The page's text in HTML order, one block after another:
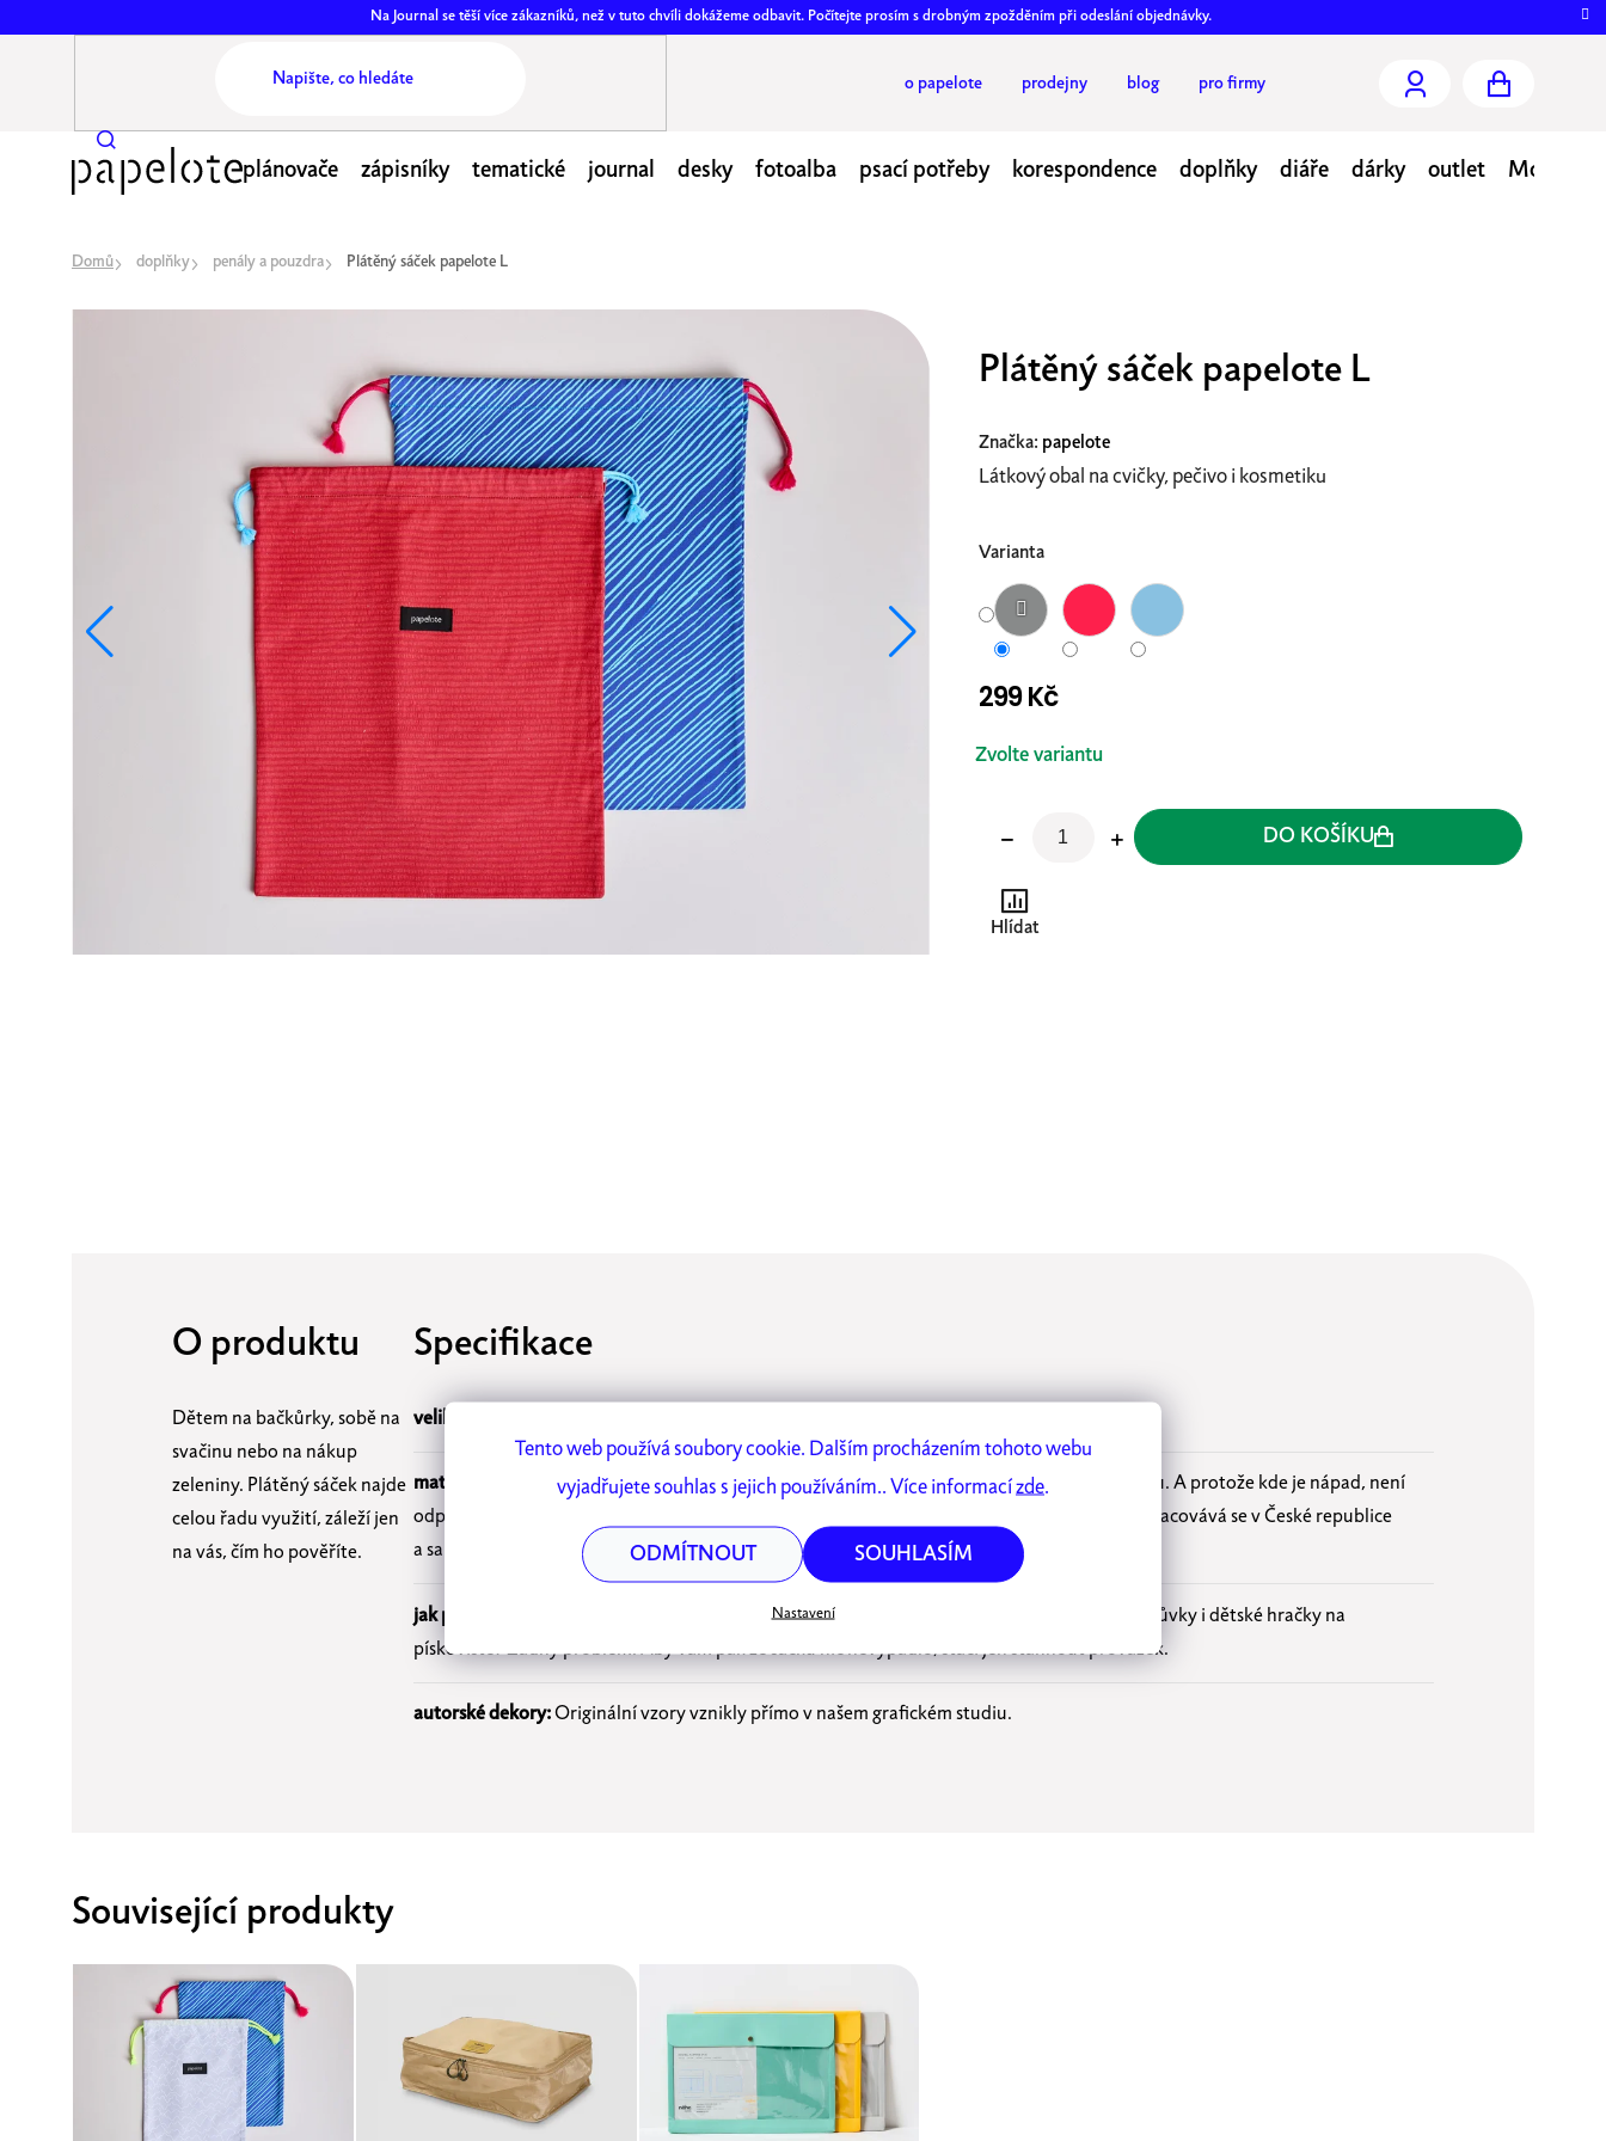
Tento web používá soubory cookie. Dalším procházením tohoto webu
vyjadřujete souhlas s jejich používáním.. Více informacízde.
Nastavení
ODMÍTNOUT SOUHLASÍM
na
Na Journal se těší více zákazníků, než v tuto chvíli dokážeme odbavit. Počítejte prosím s drobným zpožděním při odeslání objednávky.
o papelote prodejny blog pro firmy
KOŠÍK
plánovače zápisníky tematické journal desky fotoalba psací potřeby korespondence doplňky diáře dárky outlet Moje
Domů doplňky penály a pouzdra Plátěný sáček papelote L
Plátěný sáček papelote L
Značka: papelote
Látkový obal na cvičky, pečivo i kosmetiku
Varianta
299 Kč
Měrná
Zvolte variantu
DO KOŠÍKU
Hlídat
O produktu
Dětem na bačkůrky, sobě na
svačinu nebo na nákup
zeleniny. Plátěný sáček najde
celou řadu využití, záleží jen
na vás, čím ho pověříte.
Specifikace
velikost sáčku:
materiál:
Sáčky ze 100% bavlněného kepru (225g/m2) jsou ručně šité ze zbytkového materiálu. A protože kde je nápad, není
odpad, rozhodli jsme se, že i těmto přebytkům dáme druhý život. Látka pochází z Evropy, zpracovává se v České republice
a samotné sáčky se šijí v okolí Prahy.
jak plátěný sáček používat:
Látkový obal toho udrží hodně. Trs banánů, bochník chleba, přezůvky i dětské hračky na
pískoviště? Žádný problém. Aby vám pak ze sáčku nic nevypadlo, stačí jen stáhnout provázek.
autorské dekory:Originální vzory vznikly přímo v našem grafickém studiu.
Související produkty